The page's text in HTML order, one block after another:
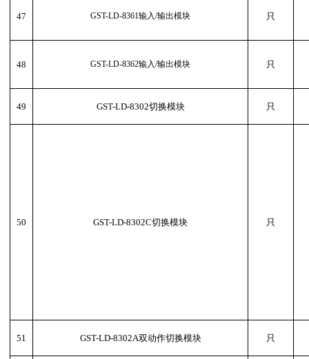
47 GST-LD-8361输入/输出模块 只
48 GST-LD-8362输入/输出模块 只
49 GST-LD-8302切换模块 只
50 GST-LD-8302C切换模块 只
51 GST-LD-8302A双动作切换模块 只